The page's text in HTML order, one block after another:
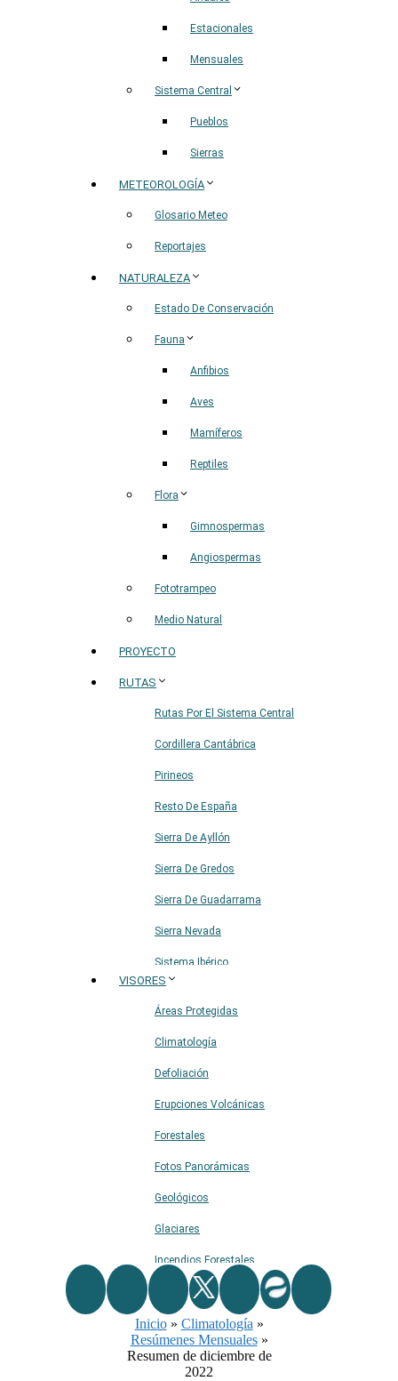
Estacionales
Mensuales
Sistema Central
Pueblos
Sierras
METEOROLOGÍA
Glosario Meteo
Reportajes
NATURALEZA
Estado De Conservación
Fauna
Anfibios
Aves
Mamíferos
Reptiles
Flora
Gimnospermas
Angiospermas
Fototrampeo
Medio Natural
PROYECTO
RUTAS
Rutas Por El Sistema Central
Cordillera Cantábrica
Pirineos
Resto De España
Sierra De Ayllón
Sierra De Gredos
Sierra De Guadarrama
Sierra Nevada
Sistema Ibérico
VISORES
Áreas Protegidas
Climatología
Defoliación
Erupciones Volcánicas
Forestales
Fotos Panorámicas
Geológicos
Glaciares
Incendios Forestales
Naturaleza
Ríos
Rutas De Montaña
Inicio» Climatología »
Resúmenes Mensuales»
Resumen de diciembre de
2022